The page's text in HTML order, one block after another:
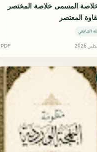
المسمى خلاصة المختصر
المعتصر
الشافعي
2026
PDF